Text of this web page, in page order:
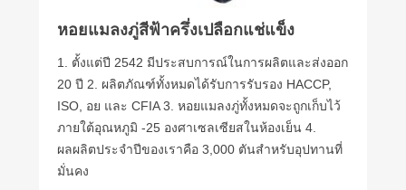
หอยแมลงภู่สีฟ้าครึ่งเปลือกแช่แข็ง
1. ตั้งแต่ปี 2542 มีประสบการณ์ในการผลิตและส่งออก
20 ปี 2. ผลิตภัณฑ์ทั้งหมดได้รับการรับรอง HACCP,
ISO, อย และ CFIA 3. หอยแมลงภู่ทั้งหมดจะถูกเก็บไว้
ภายใต้อุณหภูมิ -25 องศาเซลเซียสในห้องเย็น 4.
ผลผลิตประจำปีของเราคือ 3,000 ตันสำหรับอุปทานที่
มั่นคง